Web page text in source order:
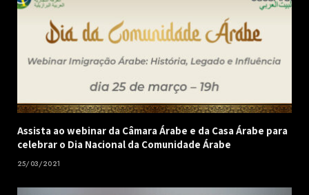
Assista ao webinar da Câmara Árabe e da Casa Árabe para
celebrar o Dia Nacional da Comunidade Árabe
25/03/2021